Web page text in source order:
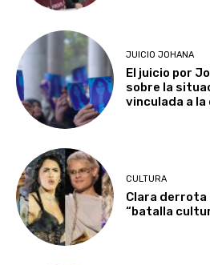
JUICIO JOHANA
El juicio por
sobre la
vinculada a la
CULTURA
Clara derrota
“batalla